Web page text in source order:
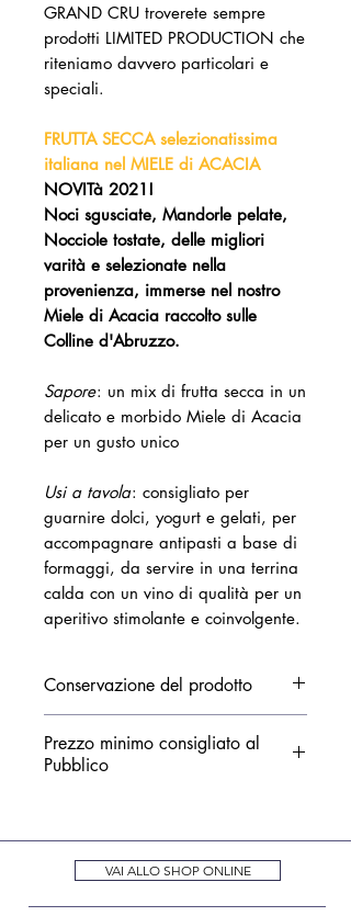
GRAND CRU troverete sempre
prodotti LIMITED PRODUCTION che
riteniamo davvero particolari e
speciali.
FRUTTA SECCA selezionatissima
italiana nel MIELE di ACACIA
NOVITà 2021!
Noci sgusciate, Mandorle pelate,
Nocciole tostate, delle migliori
varità e selezionate nella
provenienza, immerse nel nostro
Miele di Acacia raccolto sulle
Colline d'Abruzzo.
Sapore: un mix di frutta secca in un
delicato e morbido Miele di Acacia
per un gusto unico
Usi a tavola: consigliato per
guarnire dolci, yogurt e gelati, per
accompagnare antipasti a base di
formaggi, da servire in una terrina
calda con un vino di qualità per un
aperitivo stimolante e coinvolgente.
Conservazione del prodotto
ambiente (non occorre
Termine minimo di conservazione
24 mesi (riportato in etichetta).
Prezzo minimo consigliato al
Pubblico
VAI ALLO SHOP ONLINE